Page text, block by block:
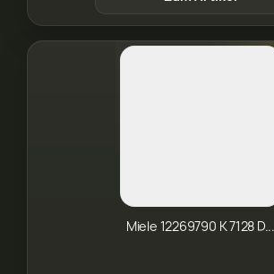
Miele 12269790 K 7128 D...